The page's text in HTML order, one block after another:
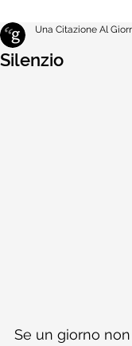
Silenzio
Una Citazione Al
Se un giorno